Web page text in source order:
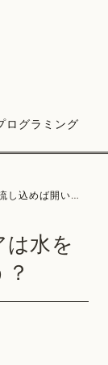
ログラミング
開いてしまう？
水を